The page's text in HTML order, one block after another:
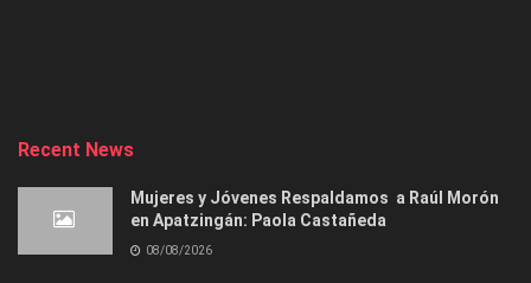
Recent News
Mujeres y Jóvenes Respaldamos a Raúl Morón
en Apatzingán: Paola Castañeda
08/08/2026